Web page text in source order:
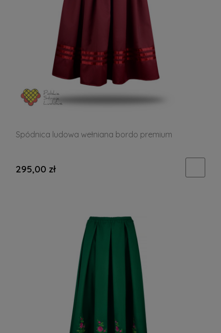
Spódnica ludowa wełniana bordo premium
295,00 zł